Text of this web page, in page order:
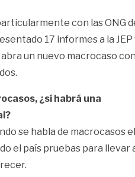
con las ONG
17 informes a la JEP
un nuevo macrocaso
¿sí habrá una
se habla de macrocasos el
el país pruebas para llevar